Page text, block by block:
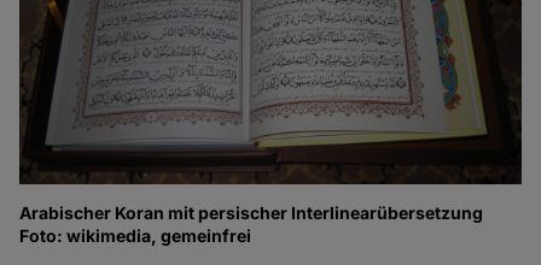
Arabischer Koran mit persischer Interlinearübersetzung
Foto: wikimedia, gemeinfrei